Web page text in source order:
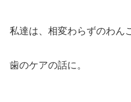
私達は、相変わらずのわん
歯のケアの話に。